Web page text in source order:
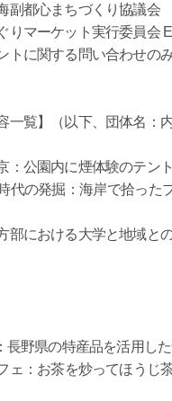
都心まちづくり協議会
りマーケット実行委員会
する問い合わせのみ。
一覧】（以下、団体名：
：公園内に煙体験のテン
代の発掘：海岸で拾っ
部における大学と地域と
長野県の特産品を活用し
ェ：お茶を炒ってほうじ